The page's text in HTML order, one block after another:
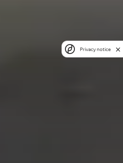
Privacy notice